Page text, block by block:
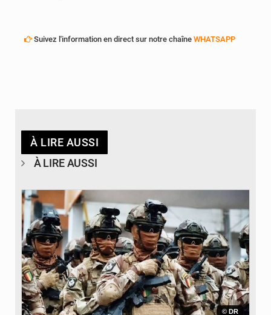
Suivez l'information en direct sur notre chaîne WHATSAPP
À LIRE AUSSI
À LIRE AUSSI
© DR